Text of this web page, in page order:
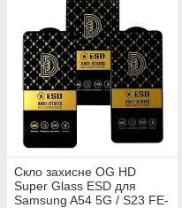
Скло захисне OG HD
Super Glass ESD для
Samsung A54 5G / S23 FE-